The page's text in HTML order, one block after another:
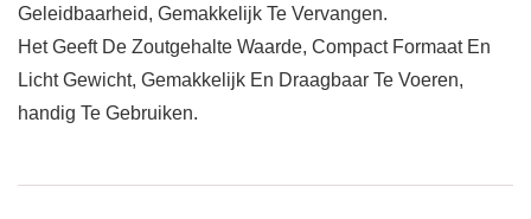
Geleidbaarheid, Gemakkelijk Te Vervangen.
Het Geeft De Zoutgehalte Waarde, Compact Formaat En
Licht Gewicht, Gemakkelijk En Draagbaar Te Voeren,
handig Te Gebruiken.